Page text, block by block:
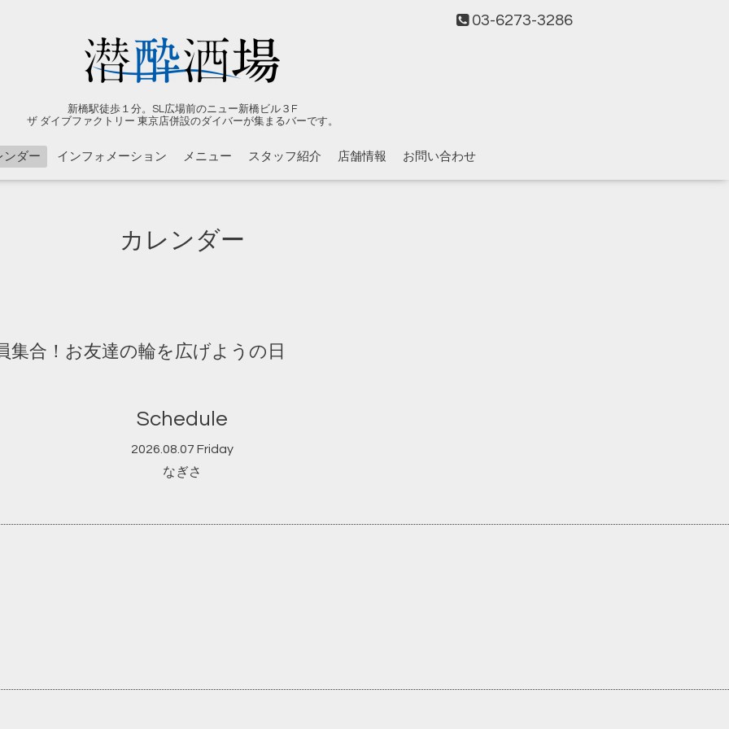
03-6273-3286
新橋駅徒歩１分。SL広場前のニュー新橋ビル３F
ザ ダイブファクトリー 東京店併設のダイバーが集まるバーです。
ンダー インフォメーション メニュー スタッフ紹介 店舗情報 お問い合わせ
カレンダー
合！お友達の輪を広げようの日
Schedule
2026.08.07 Friday
なぎさ